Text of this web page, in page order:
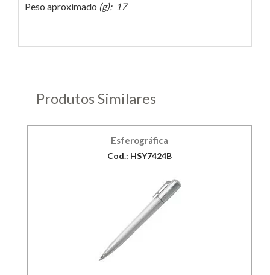
Peso aproximado (g): 17
Produtos Similares
Esferográfica
Cod.: HSY7424B